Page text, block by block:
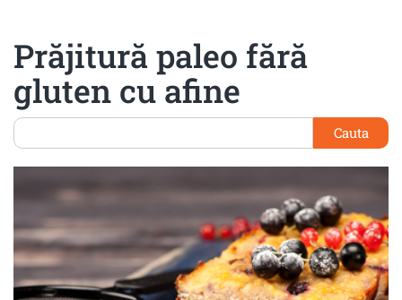
Prăjitură paleo fără
gluten cu afine
Cauta